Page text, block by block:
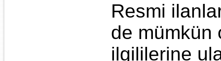
Resmi
de mümkün
ilgililerine